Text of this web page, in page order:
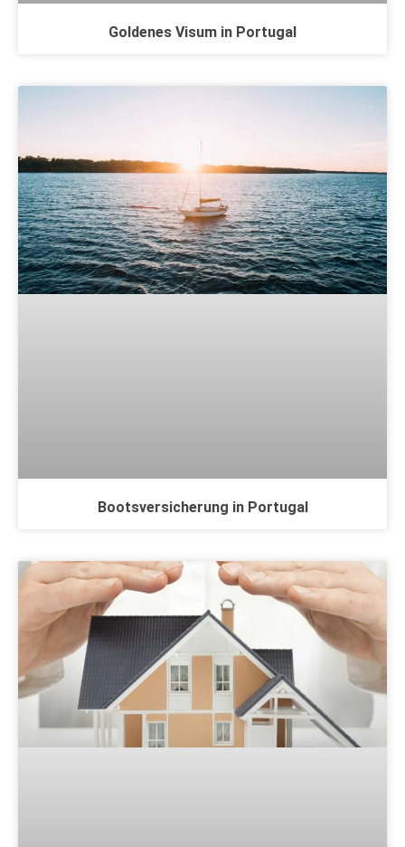
Goldenes Visum in Portugal
Bootsversicherung in Portugal